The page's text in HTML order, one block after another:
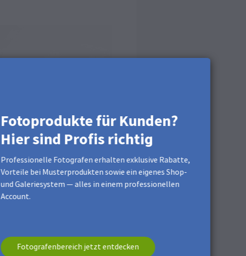
Fotoprodukte für Kunden?
Hier sind Profis richtig
Professionelle Fotografen erhalten exklusive Rabatte,
Vorteile bei Musterprodukten sowie ein eigenes Shop-
und Galeriesystem — alles in einem professionellen
Account.
Fotografenbereich jetzt entdecken